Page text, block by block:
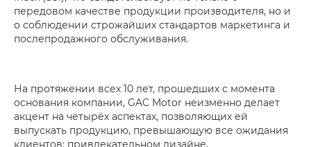
передовом качестве продукции производителя, но и
о соблюдении строжайших стандартов маркетинга и
послепродажного обслуживания.
На протяжении всех 10 лет, прошедших с момента
основания компании, GAC Motor неизменно делает
акцент на четырёх аспектах, позволяющих ей
выпускать продукцию, превышающую все ожидания
клиентов­­­: привлекательном дизайне,